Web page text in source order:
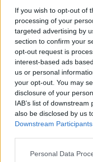
If you wish to opt-out of
processing of your
targeted advertising by
section to confirm your
opt-out request is
interest-based ads
us or personal
your opt-out. You may
disclosure of your
IAB’s list of
also be disclosed by us
Downstream Participants
Personal Data
Riepilogo stagione